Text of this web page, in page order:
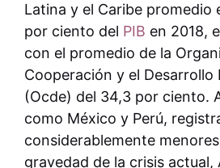
Latina y el Caribe promedio
por ciento del PIB en 2018,
con el promedio de la
Cooperación y el Desarrollo
(Ocde) del 34,3 por ciento.
como México y Perú,
considerablemente
gravedad de la crisis actual,